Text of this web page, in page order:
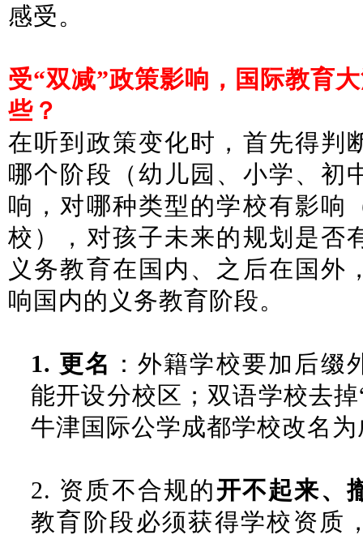
感受。
受“双减”政策影响，国际教育
些？
在听到政策变化时，首先得判
哪个阶段（幼儿园、小学、初
响，对哪种类型的学校有影响
校），对孩子未来的规划是否
义务教育在国内、之后在国外
响国内的义务教育阶段。
1. 更名 ：外籍学校要加后缀
能开设分校区；双语学校去掉
牛津国际公学成都学校改名
2. 资质不合规的开不起来、
教育阶段必须获得学校资质